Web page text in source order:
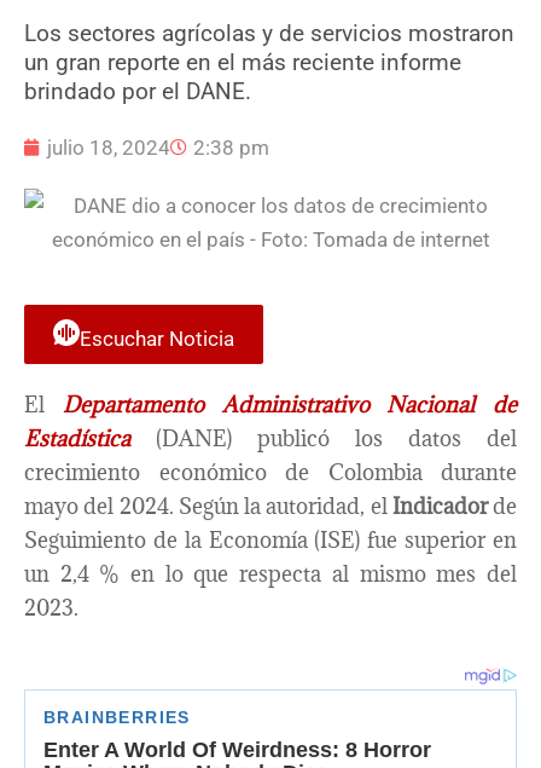
Los sectores agrícolas y de servicios mostraron
un gran reporte en el más reciente informe
brindado por el DANE.
julio 18, 2024 2:38 pm
Escuchar Noticia
El Departamento Administrativo Nacional de
Estadística(DANE) publicó los datos del
crecimiento económico de Colombia durante
mayo del 2024. Según la autoridad, elIndicadorde
Seguimiento de la Economía (ISE) fue superior en
un 2,4 % en lo que respecta al mismo mes del
2023.